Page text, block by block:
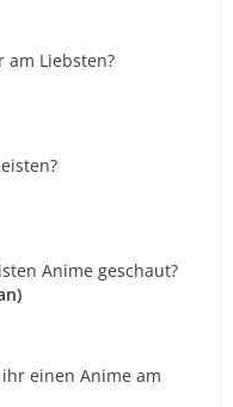
am Liebsten?
Anime geschaut?
einen Anime am